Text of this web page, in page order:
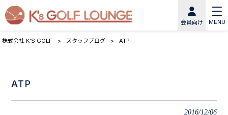
会員向け MENU
株式会社 K'S GOLF > スタッフブログ > ATP
ATP
2016/12/06